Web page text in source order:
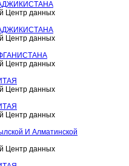
Центр данных
Центр данных
Центр данных
Центр данных
Центр данных
И Алматинской
Центр данных